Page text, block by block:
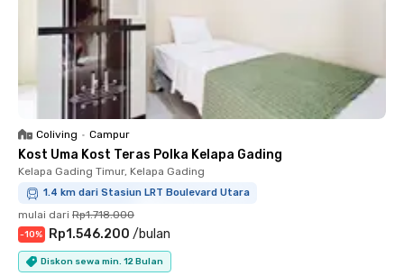
Coliving • Campur
Kost Uma Kost Teras Polka Kelapa Gading
Kelapa Gading Timur, Kelapa Gading
1.4 km dari Stasiun LRT Boulevard Utara
mulai dari Rp1.718.000
-10% Rp1.546.200 /bulan
Diskon sewa min. 12 Bulan